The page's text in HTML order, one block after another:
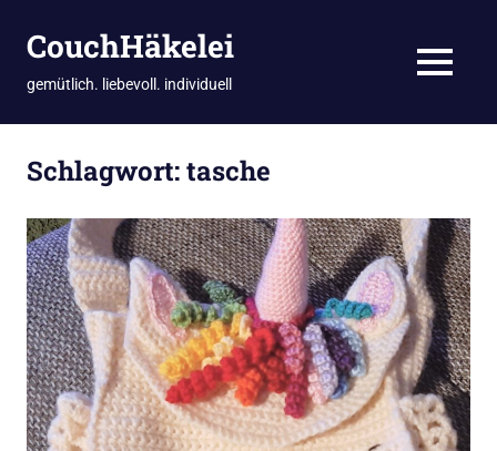
Inhalt
CouchHäkelei
gemütlich. liebevoll. individuell MENÜ
Schlagwort:tasche